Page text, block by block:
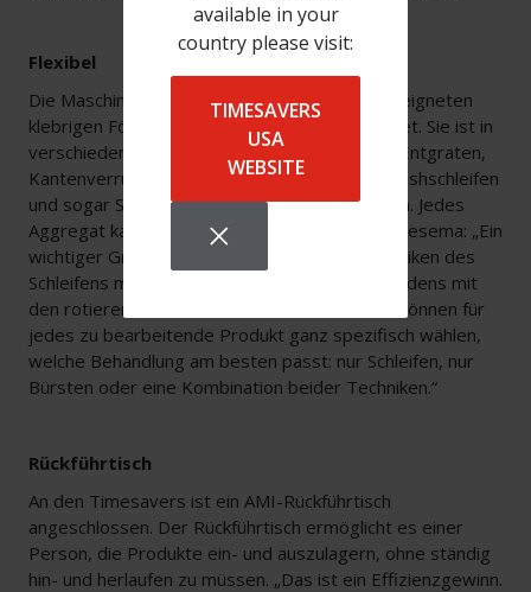
available in your
country please visit:
TIMESAVERS
USA
WEBSITE
Flexibel
Die Maschine ist standardmäßig mit einem geeigneten
klebrigen Förderband und Vakuum ausgestattet. Sie ist in
verschiedenen Konfigurationen erhältlich, um Entgraten,
Kantenverrundung, Oxidschichtentfernung, Finishschleifen
und sogar Schlackenentfernung zu kombinieren. Jedes
Aggregat kann separat verwendet werden. Vriesema: „Ein
wichtiger Grund war die Möglichkeit, die Techniken des
Schleifens mit dem Schleifband und des Verrundens mit
den rotierenden Bürsten zu kombinieren. Wir können für
jedes zu bearbeitende Produkt ganz spezifisch wählen,
welche Behandlung am besten passt: nur Schleifen, nur
Bürsten oder eine Kombination beider Techniken.“
Rückführtisch
An den Timesavers ist ein AMI-Rückführtisch
angeschlossen. Der Rückführtisch ermöglicht es einer
Person, die Produkte ein- und auszulagern, ohne ständig
hin- und herlaufen zu müssen. „Das ist ein Effizienzgewinn.